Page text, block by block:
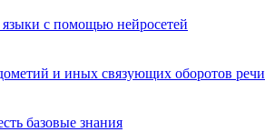
языки с помощью нейросетей
и иных связующих оборотов речи
базовые знания